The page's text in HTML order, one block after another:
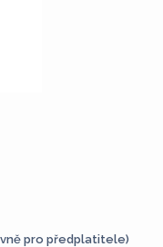
pro předplatitele)